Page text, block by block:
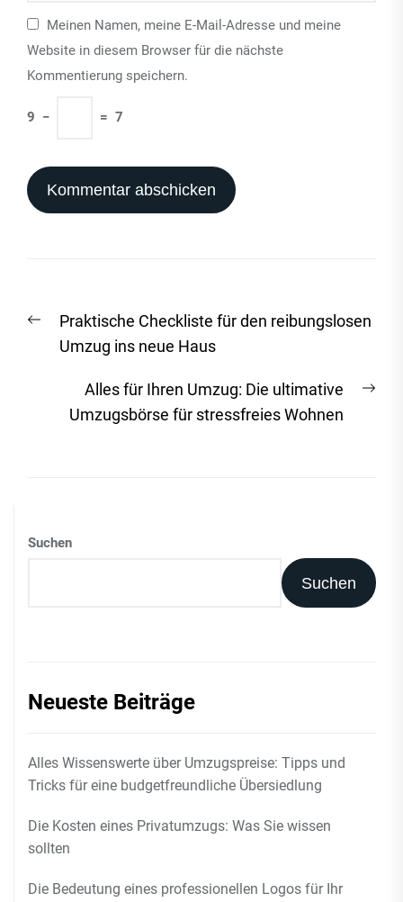
Meinen Namen, meine E-Mail-Adresse und meine
Website in diesem Browser für die nächste
Kommentierung speichern.
9 − = 7
Navigation
Vorheriger
Beitrag:
Praktische Checkliste für den reibungslosen
Umzug ins neue Haus
Alles für Ihren Umzug: Die ultimative
Umzugsbörse für stressfreies Wohnen
Suchen
Suchen
Neueste Beiträge
Alles Wissenswerte über Umzugspreise: Tipps und
Tricks für eine budgetfreundliche Übersiedlung
Die Kosten eines Privatumzugs: Was Sie wissen
sollten
Die Bedeutung eines professionellen Logos für Ihr